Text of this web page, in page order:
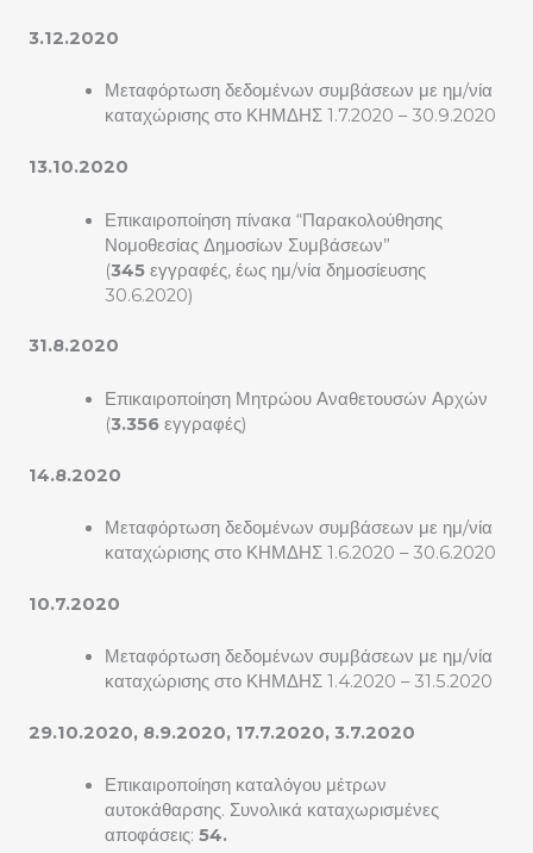
3.12.2020
Μεταφόρτωση δεδομένων συμβάσεων με ημ/νία
καταχώρισης στο ΚΗΜΔΗΣ 1.7.2020 – 30.9.2020
13.10.2020
Επικαιροποίηση πίνακα “Παρακολούθησης
Νομοθεσίας Δημοσίων Συμβάσεων”
(345εγγραφές, έως ημ/νία δημοσίευσης
30.6.2020)
31.8.2020
Επικαιροποίηση Μητρώου Αναθετουσών Αρχών
(3.356εγγραφές)
14.8.2020
Μεταφόρτωση δεδομένων συμβάσεων με ημ/νία
καταχώρισης στο ΚΗΜΔΗΣ 1.6.2020 – 30.6.2020
10.7.2020
Μεταφόρτωση δεδομένων συμβάσεων με ημ/νία
καταχώρισης στο ΚΗΜΔΗΣ 1.4.2020 – 31.5.2020
29.10.2020, 8.9.2020, 17.7.2020, 3.7.2020
Επικαιροποίηση καταλόγου μέτρων
αυτοκάθαρσης. Συνολικά καταχωρισμένες
αποφάσεις: 54.